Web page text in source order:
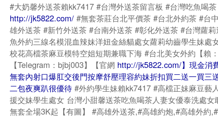
#大奶馨外送茶賴kk7417 #台灣外送茶留言板 #台灣吃魚喝
http://jk5822.com/ #無套茶莊台北平價茶 #台北外約茶 #台
雄外送茶 #新竹外送茶 #台南外送茶 #彰化外送茶 #台灣蘿
魚外約三線名模混血辣妹洋妞金絲貓處女蘿莉幼齒學生妹處
校花高檔茶麻豆模特空姐短期兼職下海 #台北美女外約【賴
【Telegram：bjbj003】【官網 http://jk5822.com/】現金消
無套內射口爆肛交後門按摩舒壓理容約妹折扣買二送一買三
二包夜爽趴很優待 #外約學生妹賴kk7417 #高檔正妹麻豆藝
援交妹學生處女 台灣小甜馨送茶吃魚喝茶人妻女優泰洗處女
無套全場3K起【有圖】 #高雄外送茶,#高雄約炮,#高雄外約